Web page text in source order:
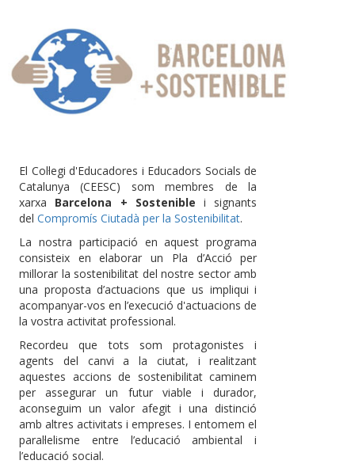
El Col·legi d'Educadores i Educadors Socials de
Catalunya (CEESC) som membres de la
xarxa Barcelona + Sostenible i signants
del Compromís Ciutadà per la Sostenibilitat.
La nostra participació en aquest programa
consisteix en elaborar un Pla d’Acció per
millorar la sostenibilitat del nostre sector amb
una proposta d’actuacions que us impliqui i
acompanyar-vos en l’execució d'actuacions de
la vostra activitat professional.
Recordeu que tots som protagonistes i
agents del canvi a la ciutat, i realitzant
aquestes accions de sostenibilitat caminem
per assegurar un futur viable i durador,
aconseguim un valor afegit i una distinció
amb altres activitats i empreses. I entomem el
paral·lelisme entre l’educació ambiental i
l’educació social.